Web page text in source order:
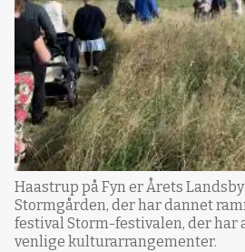
Haastrup på Fyn er Årets
Stormgården, der har dannet
festival Storm-festivalen, der har
venlige kulturarrangementer.